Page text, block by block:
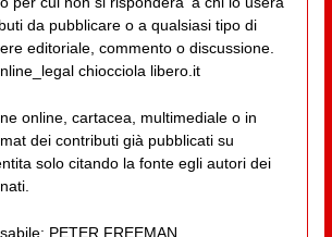
da pubblicare o a qualsiasi tipo di
editoriale, commento o discussione.
chiocciola libero.it
online, cartacea, multimediale o in
dei contributi già pubblicati su
solo citando la fonte egli autori dei
PETER FREEMAN